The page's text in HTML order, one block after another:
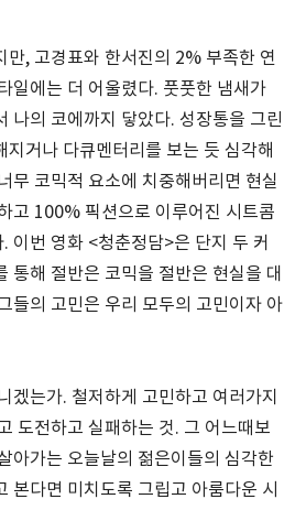
만, 고경표와 한서진의 2% 부족한 연
일에는 더 어울렸다. 풋풋한 냄새가
나의 코에까지 닿았다. 성장통을 그린
지거나 다큐멘터리를 보는 듯 심각해
무 코믹적 요소에 치중해버리면 현실
고 100% 픽션으로 이루어진 시트콤
이번 영화 <청춘정담>은 단지 두 커
통해 절반은 코믹을 절반은 현실을 대
들의 고민은 우리 모두의 고민이자 아
겠는가. 철저하게 고민하고 여러가지
도전하고 실패하는 것. 그 어느때보
아가는 오늘날의 젊은이들의 심각한
본다면 미치도록 그립고 아룸다운 시